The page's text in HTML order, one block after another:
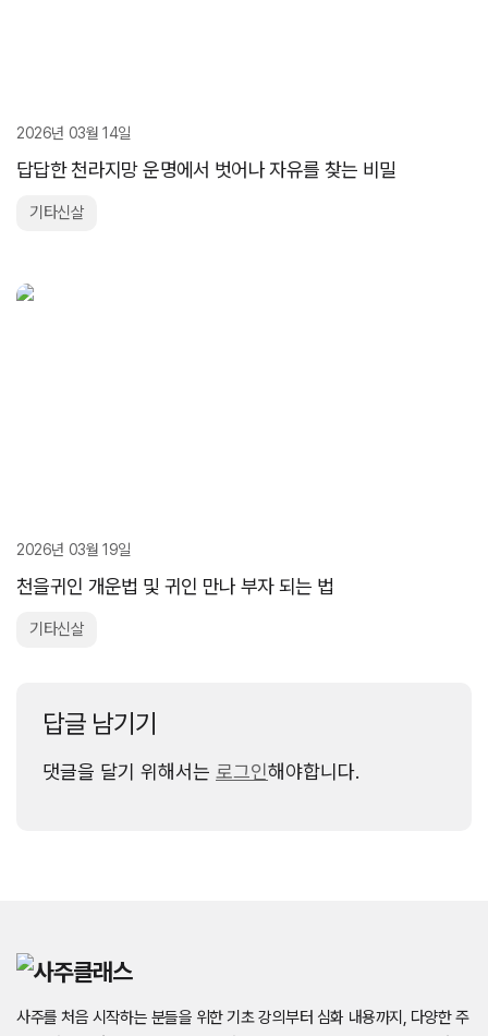
2026년 03월 14일
답답한 천라지망 운명에서 벗어나 자유를 찾는 비밀
기타신살
2026년 03월 19일
천을귀인 개운법 및 귀인 만나 부자 되는 법
기타신살
답글 남기기
댓글을 달기 위해서는 로그인해야합니다.
사주를 처음 시작하는 분들을 위한 기초 강의부터 심화 내용까지, 다양한 주